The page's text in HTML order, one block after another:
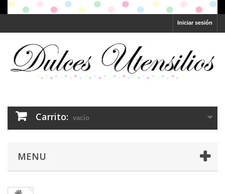
Iniciar sesión
Carrito: vacío
MENU